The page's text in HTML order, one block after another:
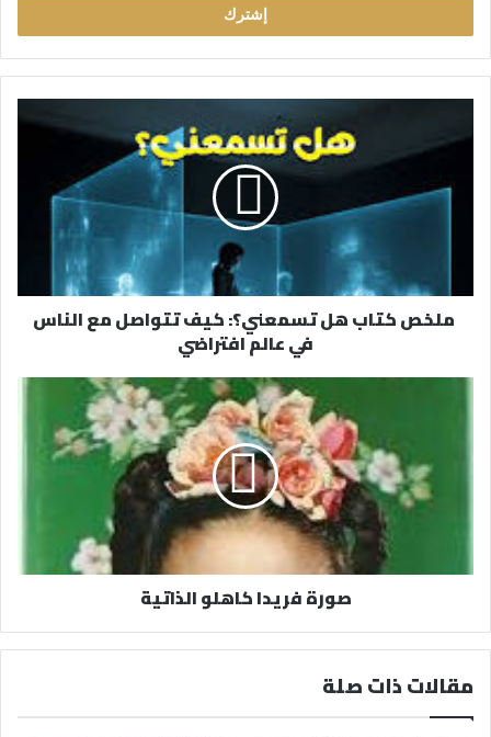
ب
ر
ر
ملخص كتاب هل تسمعني؟: كيف تتواصل مع الناس
في عالم افتراضي
صورة فريدا كاهلو الذاتية
مقالات ذات صلة